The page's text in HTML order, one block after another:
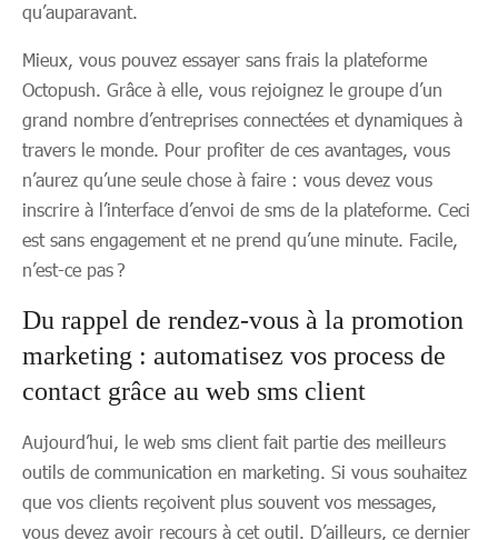
qu’auparavant.
Mieux, vous pouvez essayer sans frais la plateforme
Octopush. Grâce à elle, vous rejoignez le groupe d’un
grand nombre d’entreprises connectées et dynamiques à
travers le monde. Pour profiter de ces avantages, vous
n’aurez qu’une seule chose à faire : vous devez vous
inscrire à l’interface d’envoi de sms de la plateforme. Ceci
est sans engagement et ne prend qu’une minute. Facile,
n’est-ce pas ?
Du rappel de rendez-vous à la promotion
marketing : automatisez vos process de
contact grâce au web sms client
Aujourd’hui, le web sms client fait partie des meilleurs
outils de communication en marketing. Si vous souhaitez
que vos clients reçoivent plus souvent vos messages,
vous devez avoir recours à cet outil. D’ailleurs, ce dernier